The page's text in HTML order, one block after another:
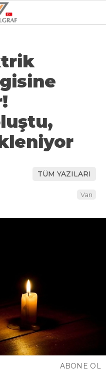
WhatsApp İhbar
Hattı
Facebook
24.8°
VİDEO
TÜM YAZILARI
Van
ABONE OL